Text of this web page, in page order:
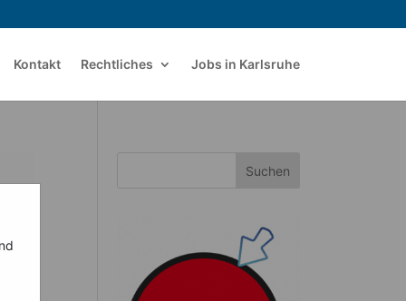
Kontakt Rechtliches Jobs in Karlsruhe
Suchen